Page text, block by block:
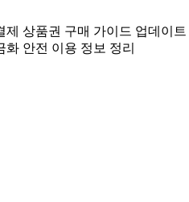
제 상품권 구매 가이드 업데이트
화 안전 이용 정보 정리